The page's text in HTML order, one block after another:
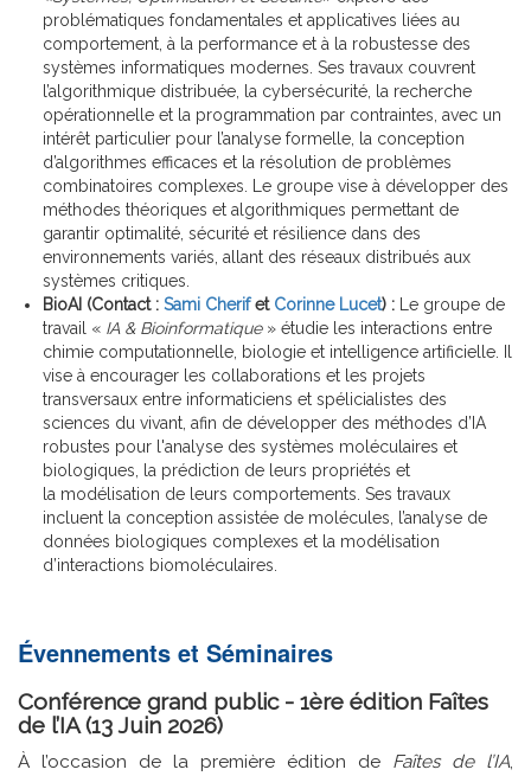
problématiques fondamentales et applicatives liées au
comportement, à la performance et à la robustesse des
systèmes informatiques modernes. Ses travaux couvrent
l’algorithmique distribuée, la cybersécurité, la recherche
opérationnelle et la programmation par contraintes, avec un
intérêt particulier pour l’analyse formelle, la conception
d’algorithmes efficaces et la résolution de problèmes
combinatoires complexes. Le groupe vise à développer des
méthodes théoriques et algorithmiques permettant de
garantir optimalité, sécurité et résilience dans des
environnements variés, allant des réseaux distribués aux
systèmes critiques.
BioAI (Contact : Sami Cherifet Corinne Lucet) :
Le groupe de
travail « IA & Bioinformatique» étudie les interactions entre
chimie computationnelle, biologie et intelligence artificielle. Il
vise à encourager les collaborations et les projets
transversaux entre informaticiens et spélicialistes des
sciences du vivant, afin de développer des méthodes d’IA
robustes pour l'analyse des systèmes moléculaires et
biologiques, la prédiction de leurs propriétés et
la modélisation de leurs comportements. Ses travaux
incluent la conception assistée de molécules, l’analyse de
données biologiques complexes et la modélisation
d’interactions biomoléculaires.
Évennements et Séminaires
Conférence grand public - 1ère édition Faîtes
de l’IA (13 Juin 2026)
À l’occasion de la première édition de Faîtes de l’IA,